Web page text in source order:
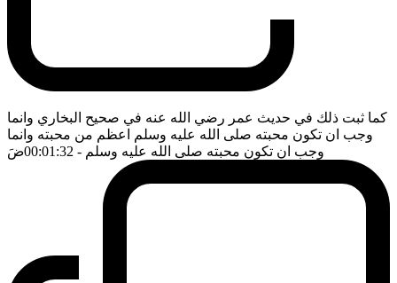
كما ثبت ذلك في حديث عمر رضي الله عنه في صحيح البخاري وانما
وجب ان تكون محبته صلى الله عليه وسلم اعظم من محبته وانما
وجب ان تكون محبته صلى الله عليه وسلم - 00:01:32 ضَ